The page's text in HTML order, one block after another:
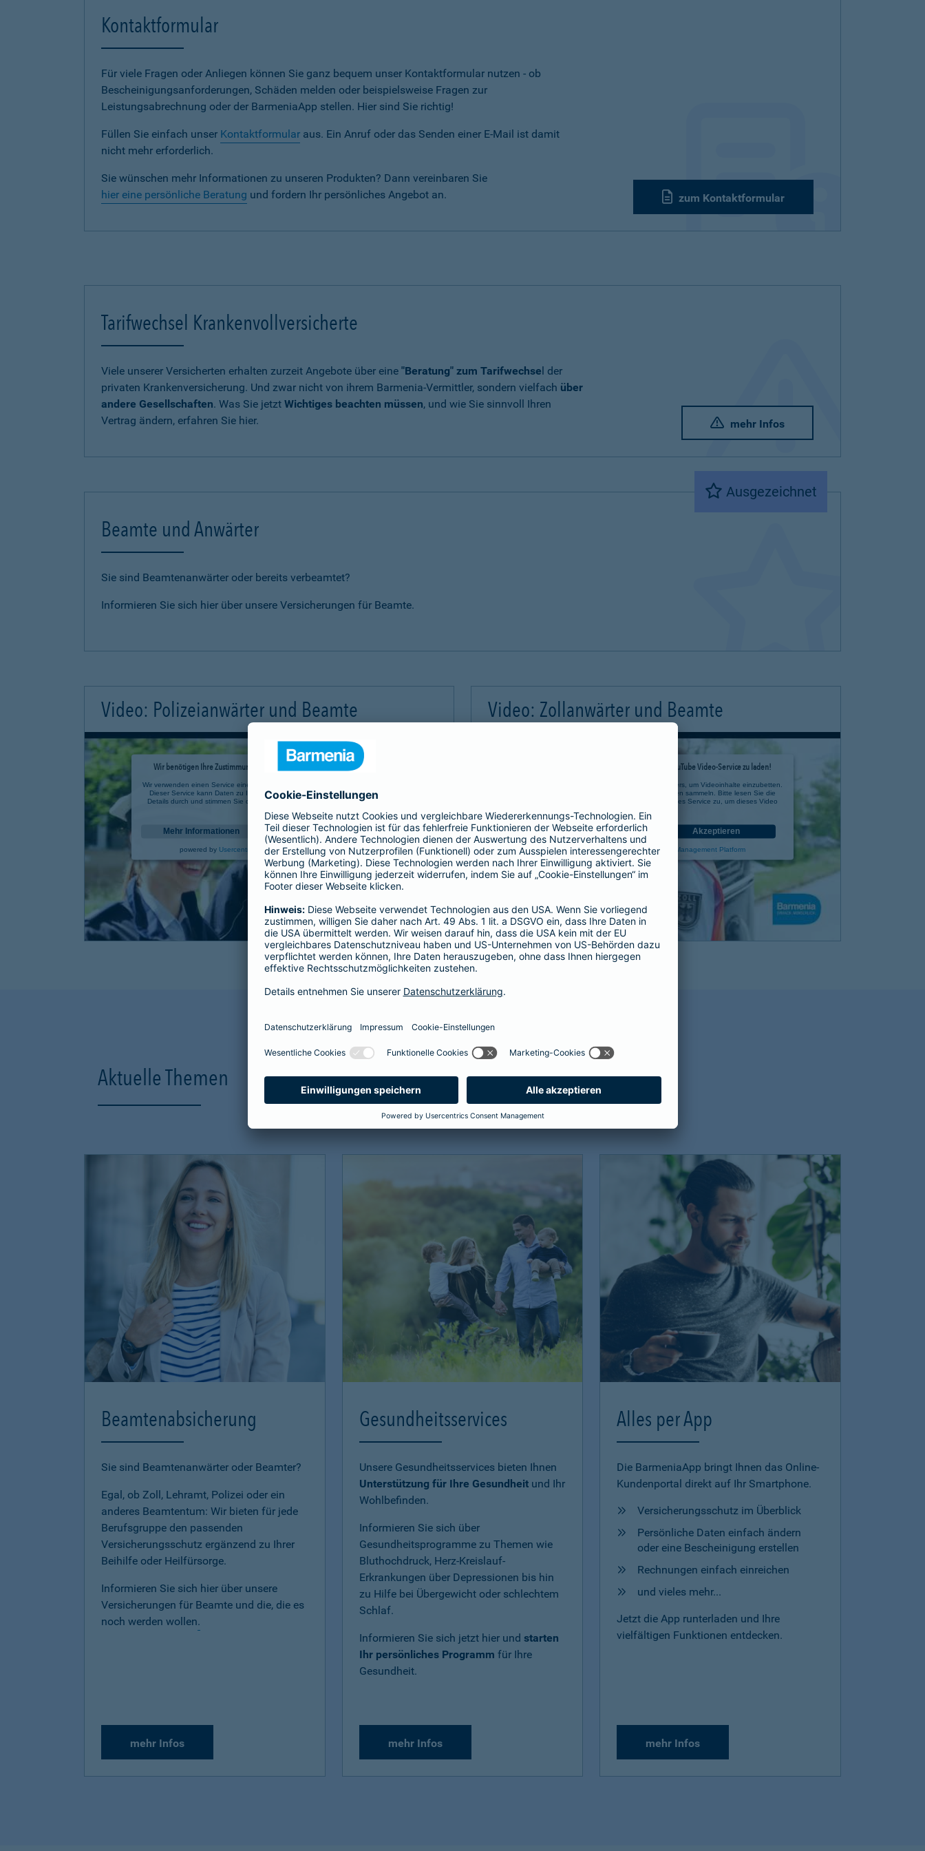
Kontaktformular
Für viele Fragen oder Anliegen können Sie ganz bequem unser Kontaktformular nutzen - ob
Bescheinigungsanforderungen, Schäden melden oder beispielsweise Fragen zur
Leistungsabrechnung oder der BarmeniaApp stellen. Hier sind Sie richtig!
Füllen Sie einfach unser Kontaktformular aus. Ein Anruf oder das Senden einer E-Mail ist damit
nicht mehr erforderlich.
Sie wünschen mehr Informationen zu unseren Produkten? Dann vereinbaren Sie
hier eine persönliche Beratung und fordern Ihr persönliches Angebot an. zum Kontaktformular
Tarifwechsel Krankenvollversicherte
Viele unserer Versicherten erhalten zurzeit Angebote über eine "Beratung" zum Tarifwechsel der
privaten Krankenversicherung. Und zwar nicht von ihrem Barmenia-Vermittler, sondern vielfach über
andere Gesellschaften. Was Sie jetzt Wichtiges beachten müssen, und wie Sie sinnvoll Ihren
Vertrag ändern, erfahren Sie hier.
mehr Infos
Ausgezeichnet
Beamte und Anwärter
Sie sind Beamtenanwärter oder bereits verbeamtet?
Informieren Sie sich hier über unsere Versicherungen für Beamte.
Video: Polizeianwärter und Beamte
Wir benötigen Ihre Zustimmung, um den YouTube Video-Service zu laden!
Wir verwenden einen Service eines Drittanbieters, um Videoinhalte einzubetten.
Dieser Service kann Daten zu Ihren Aktivitäten sammeln. Bitte lesen Sie die
Details durch und stimmen Sie der Nutzung des Service zu, um dieses Video
Mehr Informationen Akzeptieren
powered by Usercentrics Consent Management Platform
Video: Zollanwärter und Beamte
Wir benötigen Ihre Zustimmung, um den YouTube Video-Service zu laden!
Wir verwenden einen Service eines Drittanbieters, um Videoinhalte einzubetten.
Dieser Service kann Daten zu Ihren Aktivitäten sammeln. Bitte lesen Sie die
Details durch und stimmen Sie der Nutzung des Service zu, um dieses Video
Mehr Informationen Akzeptieren
powered byUsercentrics Consent Management Platform
Aktuelle Themen
Beamtenabsicherung
Sie sind Beamtenanwärter oder Beamter?
Egal, ob Zoll, Lehramt, Polizei oder ein
anderes Beamtentum: Wir bieten für jede
Berufsgruppe den passenden
Versicherungsschutz ergänzend zu Ihrer
Beihilfe oder Heilfürsorge.
Informieren Sie sich hier über unsere
Versicherungen für Beamte und die, die es
noch werden wollen.
mehr Infos
Gesundheitsservices
Unsere Gesundheitsservices bieten Ihnen
Unterstützung für Ihre Gesundheitund Ihr
Wohlbefinden.
Informieren Sie sich über
Gesundheitsprogramme zu Themen wie
Bluthochdruck, Herz-Kreislauf-
Erkrankungen über Depressionen bis hin
zu Hilfe bei Übergewicht oder schlechtem
Schlaf.
Informieren Sie sich jetzt hier und starten
Ihr persönliches Programm für Ihre
Gesundheit.
mehr Infos
Alles per App
Die BarmeniaApp bringt Ihnen das Online-
Kundenportal direkt auf Ihr Smartphone.
Versicherungsschutz im Überblick
Persönliche Daten einfach ändern
oder eine Bescheinigung erstellen
Rechnungen einfach einreichen
und vieles mehr...
Jetzt die App runterladen und Ihre
vielfältigen Funktionen entdecken.
mehr Infos